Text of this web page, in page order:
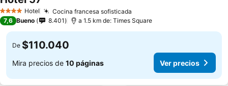
4 EstrellasHotel Cocina francesa sofisticada
7,6 Bueno 8.401 a 1.5 km de: Times Square
De $110.040
Mira precios de 10 páginas Ver precios